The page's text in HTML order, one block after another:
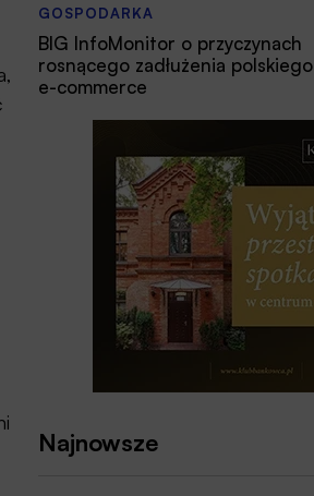
GOSPODARKA
BIG InfoMonitor o przyczynach
rosnącego zadłużenia polskiego
e-commerce
Najnowsze